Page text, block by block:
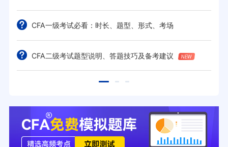
CFA一级考试必看：时长、题型、形式、考场
CFA二级考试题型说明、答题技巧及备考建议